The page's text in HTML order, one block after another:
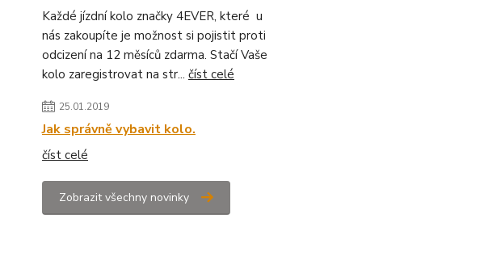
Každé jízdní kolo značky 4EVER, které u
nás zakoupíte je možnost si pojistit proti
odcizení na 12 měsíců zdarma. Stačí Vaše
kolo zaregistrovat na str... číst celé
25.01.2019
Jak správně vybavit kolo.
číst celé
Zobrazit všechny novinky